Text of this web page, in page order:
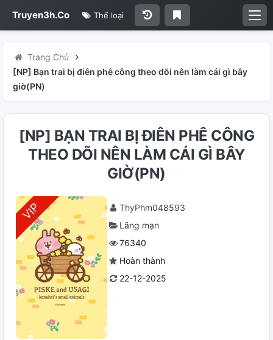
Truyen3h.Co Thể loại
Trang Chủ
[NP] Bạn trai bị điên phê công theo dõi nên làm cái gì bây
giờ(PN)
[NP] BẠN TRAI BỊ ĐIÊN PHÊ CÔNG
THEO DÕI NÊN LÀM CÁI GÌ BÂY
GIỜ(PN)
ThyPhm048593
Lãng mạn
76340
Hoàn thành
22-12-2025